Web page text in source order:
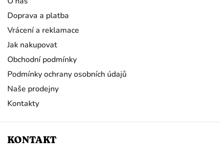
Doprava a platba
Vrácení a reklamace
Jak nakupovat
Obchodní podmínky
Podmínky ochrany osobních údajů
Naše prodejny
Kontakty
KONTAKT